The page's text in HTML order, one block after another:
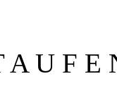
A U F E